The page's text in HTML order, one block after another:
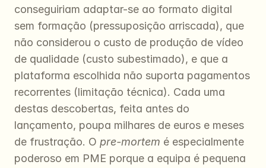
conseguiriam adaptar-se ao formato digital
sem formação (pressuposição arriscada), que
não considerou o custo de produção de vídeo
de qualidade (custo subestimado), e que a
plataforma escolhida não suporta pagamentos
recorrentes (limitação técnica). Cada uma
destas descobertas, feita antes do
lançamento, poupa milhares de euros e meses
de frustração. O pre-mortem é especialmente
poderoso em PME porque a equipa é pequena